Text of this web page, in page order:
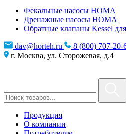
Фекальные насосы HOMA
Дренажные насосы HOMA
Обратные клапаны Kessel
dav@horteh.ru
8 (800) 707-20-
г. Москва, ул. Сторожевая, д.4
Продукция
О компании